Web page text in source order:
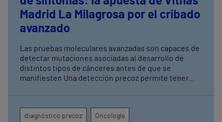
Madrid La Milagrosa por el cribado
avanzado
Las pruebas moleculares avanzadas son capaces de
detectar mutaciones asociadas al desarrollo de
distintos tipos de cánceres antes de que se
manifiesten Una detección precoz permite tener
agresivos
diagnóstico precoz Oncología